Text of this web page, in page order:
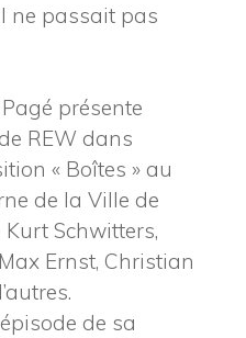
ne passait pas
présente
REW dans
« Boîtes » au
de la Ville de
Schwitters,
Ernst, Christian
de sa